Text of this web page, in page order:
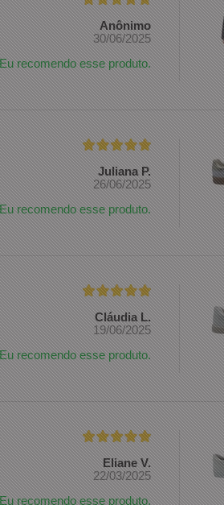
Anônimo
30/06/2025
recomendo esse produto.
Juliana P.
26/06/2025
recomendo esse produto.
Cláudia L.
19/06/2025
recomendo esse produto.
Eliane V.
22/03/2025
recomendo esse produto.